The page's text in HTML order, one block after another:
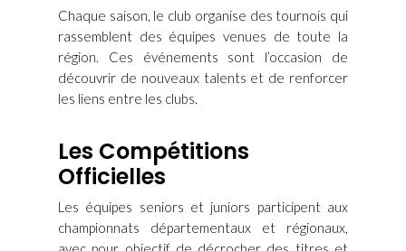
Chaque saison, le club organise des tournois qui
rassemblent des équipes venues de toute la
région. Ces événements sont l’occasion de
découvrir de nouveaux talents et de renforcer
les liens entre les clubs.
Les Compétitions
Officielles
Les équipes seniors et juniors participent aux
championnats départementaux et régionaux,